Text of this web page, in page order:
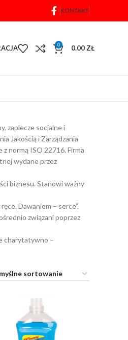
KONTAKT
0 0.00 ZŁ
zaplecze socjalne i
Jakością i Zarządzania
normą ISO 22716. Firma
wydane przez
biznesu. Stanowi ważny
Dawaniem – serce”.
związani poprzez
charytatywno –